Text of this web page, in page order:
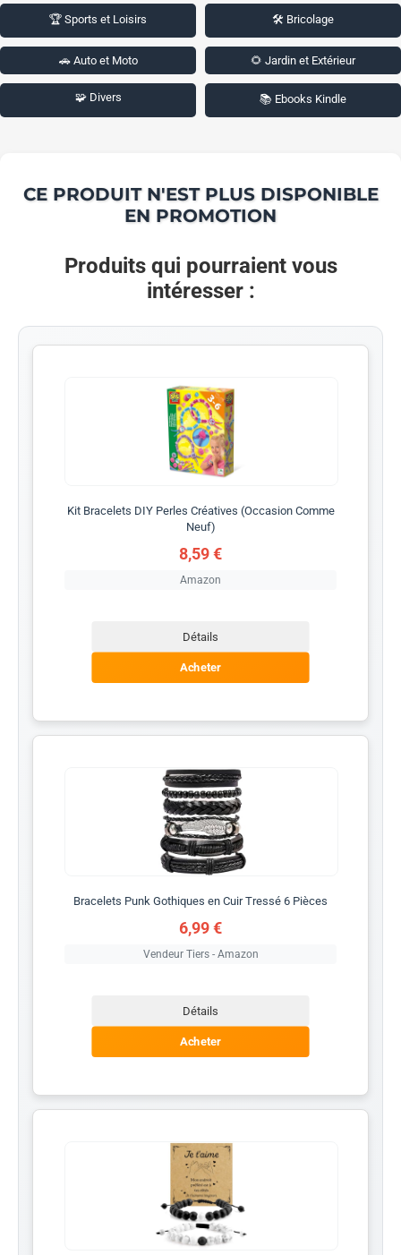
🏆 Sports et Loisirs 🛠️ Bricolage
🚗 Auto et Moto 🌻 Jardin et Extérieur
🧩 Divers 📚 Ebooks Kindle
CE PRODUIT N'EST PLUS DISPONIBLE
EN PROMOTION
Produits qui pourraient vous
intéresser :
Kit Bracelets DIY Perles Créatives (Occasion Comme
Neuf)
8,59 €
Amazon
Détails
Acheter
Bracelets Punk Gothiques en Cuir Tressé 6 Pièces
6,99 €
Vendeur Tiers - Amazon
Détails
Acheter